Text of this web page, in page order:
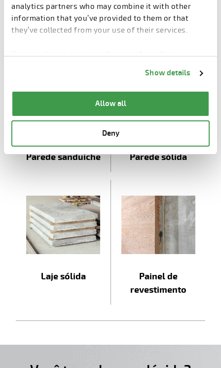
analytics partners who may combine it with other
information that you’ve provided to them or that
they’ve collected from your use of their services.
You can change cookie preferences from the
Show details
Allow all
Deny
Produtos pré-moldados
Parede sanduíche Parede sólida
Laje sólida
Painel de
revestimento